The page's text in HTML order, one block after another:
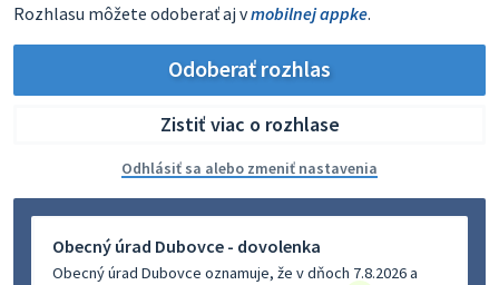
Rozhlasu môžete odoberať aj vmobilnej appke.
Odoberať rozhlas
Zistiť viac o rozhlase
Odhlásiť sa alebo zmeniť nastavenia
Obecný úrad Dubovce - dovolenka
Obecný úrad Dubovce oznamuje, že v dňoch 7.8.2026 a